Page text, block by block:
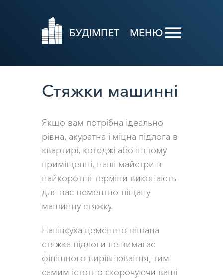
БУДІМПЕТ МЕНЮ
Стяжки машинні
Якщо вам потрібна ідеально
рівна, акуратна і міцна підлога в
квартирі, котеджі або іншому
приміщенні, наші майстри в
найкоротші терміни виконають
для вас цементно-піщану
машинну стяжку.
Напівсуха цементно-піщана
стяжка підлоги не вимагає
фінішного вирівнювання, тим
самим істотно скорочуючи ваші